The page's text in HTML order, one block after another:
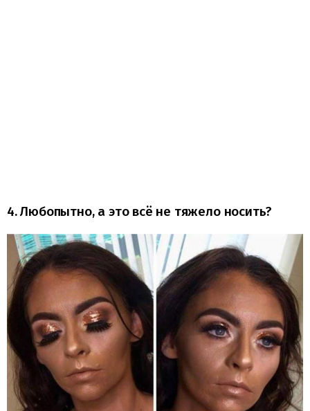
4. Любопытно, а это всё не тяжело носить?